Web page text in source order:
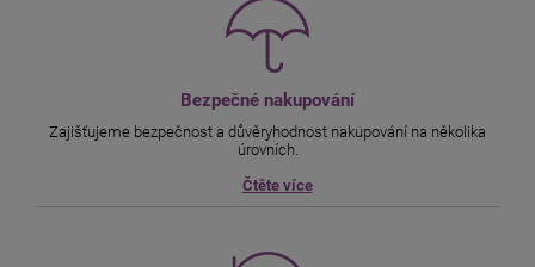
Bezpečné nakupování
Zajišťujeme bezpečnost a důvěryhodnost nakupování na několika
úrovních.
Čtěte více